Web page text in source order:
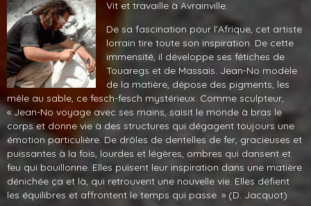
Vit et travaille à Avrainville.
De sa fascination pour l’Afrique, cet artiste
lorrain tire toute son inspiration. De cette
immensité, il développe ses fétiches de
Touaregs et de Massaïs. Jean-No modèle
de la matière, dépose des pigments, les
mêle au sable, ce fesch-fesch mystérieux. Comme sculpteur,
« Jean-No voyage avec ses mains, saisit le monde à bras le
corps et donne vie à des structures qui dégagent toujours une
émotion particulière. De drôles de dentelles de fer, gracieuses et
puissantes à la fois, lourdes et légères, ombres qui dansent et
feu qui bouillonne. Elles puisent leur inspiration dans une matière
dénichée ça et là, qui retrouvent une nouvelle vie. Elles défient
les équilibres et affrontent le temps qui passe. » (D. Jacquot)